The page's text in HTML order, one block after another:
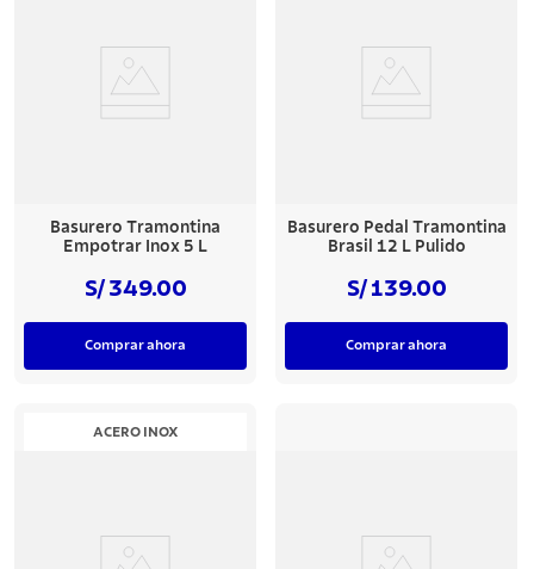
Basurero Tramontina
Empotrar Inox 5 L
S/ 349.00
Comprar ahora
Basurero Pedal Tramontina
Brasil 12 L Pulido
S/ 139.00
Comprar ahora
ACERO INOX